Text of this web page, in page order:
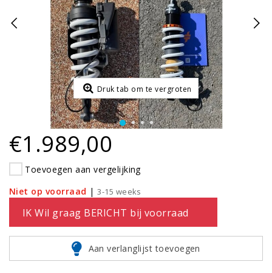
Druk tab om te vergroten
€1.989,00
Toevoegen aan vergelijking
Niet op voorraad |3-15 weeks
IK Wil graag BERICHT bij voorraad
Aan verlanglijst toevoegen